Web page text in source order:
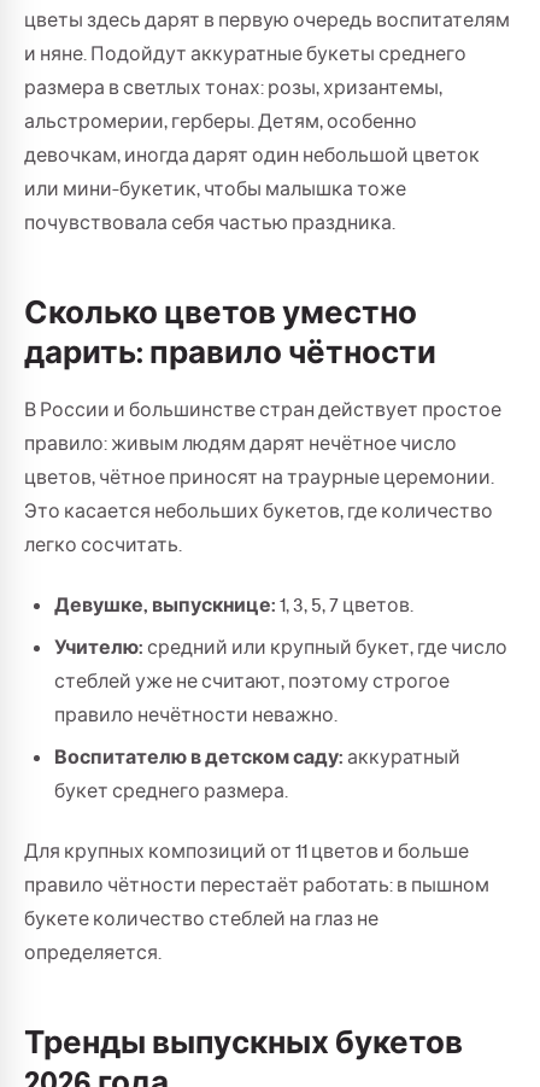
цветы здесь дарят в первую очередь воспитателям
и няне. Подойдут аккуратные букеты среднего
размера в светлых тонах: розы, хризантемы,
альстромерии, герберы. Детям, особенно
девочкам, иногда дарят один небольшой цветок
или мини-букетик, чтобы малышка тоже
почувствовала себя частью праздника.
Сколько цветов уместно
дарить: правило чётности
В России и большинстве стран действует простое
правило: живым людям дарят нечётное число
цветов, чётное приносят на траурные церемонии.
Это касается небольших букетов, где количество
легко сосчитать.
Девушке, выпускнице:1, 3, 5, 7 цветов.
Учителю:средний или крупный букет, где число
стеблей уже не считают, поэтому строгое
правило нечётности неважно.
Воспитателю в детском саду: аккуратный
букет среднего размера.
Для крупных композиций от 11 цветов и больше
правило чётности перестаёт работать: в пышном
букете количество стеблей на глаз не
определяется.
Тренды выпускных букетов